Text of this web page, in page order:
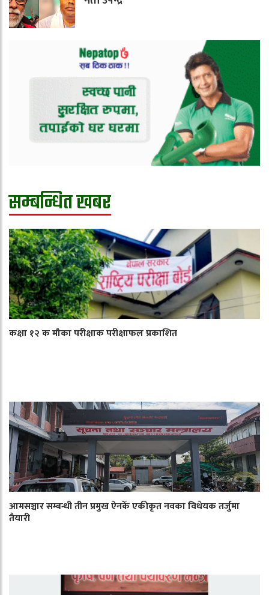
सम्बन्धित खबर
कक्षा १२ क मौका परीक्षाक परीक्षाफल प्रकाशित
आमसञ्चार सम्बन्धी तीन प्रमुख ऐनकेँ एकीकृत नवका विधेयक तर्जुमा
तैयारी